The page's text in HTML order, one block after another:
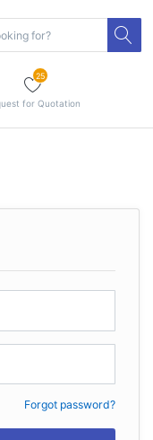
25
for Quotation
Forgot password?